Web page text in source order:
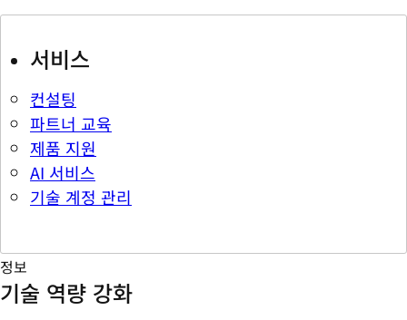
서비스
컨설팅
파트너 교육
제품 지원
AI 서비스
기술 계정 관리
정보
기술 역량 강화